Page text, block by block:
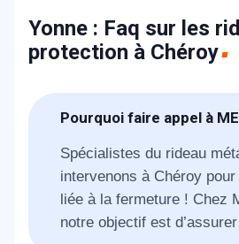
Yonne : Faq sur les
protection à Chéroy
Pourquoi faire appel à
Spécialistes du rideau
intervenons à Chéroy
liée à la fermeture ! Chez
notre objectif est